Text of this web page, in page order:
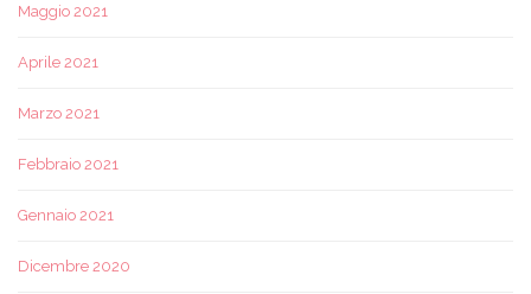
Maggio 2021
Aprile 2021
Marzo 2021
Febbraio 2021
Gennaio 2021
Dicembre 2020